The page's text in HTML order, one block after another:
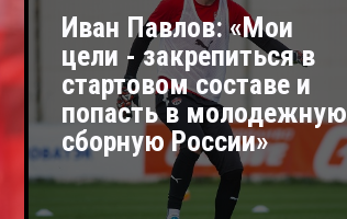
Иван Павлов: «Мои
цели - закрепиться в
стартовом составе и
попасть в молодежную
сборную России»